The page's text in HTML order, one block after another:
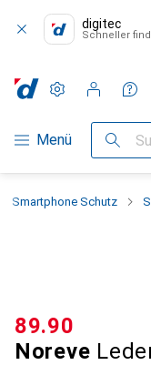
digitec
Schneller
Navigation nach
Menü Suche
Einstellungen
Kundenkonto
Vergleichslisten
Merklisten
Warenkorb
Smartphone Schutz
Noreve
CHF
89.90